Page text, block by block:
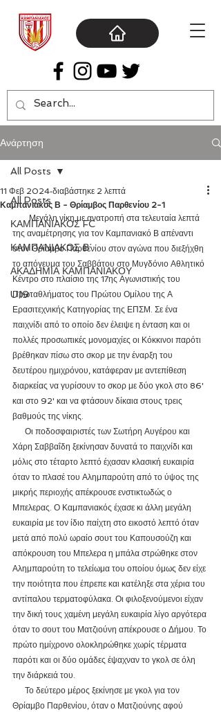
Ανάρτηση
All Posts
ΚΑΜΠΑΝΙΑΚΟΣ FC
ΚΑΜΠΑΝΙΑΚΟΣ Β΄
ΑΚΑΔΗΜΙΑ ΚΑΜΠΑΝΙΑΚΟΥ
U19
All Posts
Καμπανιακός Β - Θρίαμβος Παρθενίου 2-1
11 Φεβ 2024 διαβάστηκε 2 λεπτά
        Μεγάλη νίκη με ανατροπή στα τελευταία λεπτά
της αναμέτρησης για τον Καμπανιακό Β απέναντι
στον Θρίαμβο Παρθενίου στον αγώνα που διεξήχθη
το απόγευμα του Σαββάτου στο Μυγδόνιο Αθλητικό
Κέντρο στο πλαίσιο της 17ης Αγωνιστικής του
Πρωταθλήματος του Πρώτου Ομίλου της Α
Ερασιτεχνικής Κατηγορίας της ΕΠΣΜ. Σε ένα
παιχνίδι από το οποίο δεν έλειψε η ένταση και οι
πολλές προσωπικές μονομαχίες οι Κόκκινοι παρότι
βρέθηκαν πίσω στο σκορ με την έναρξη του
δευτέρου ημιχρόνου, κατάφεραν με αντεπίθεση
διαρκείας να γυρίσουν το σκορ με δύο γκολ στο 86'
και στο 92' και να φτάσουν δίκαια στους τρεις
βαθμούς της νίκης.
Χάρη Σαββαΐδη ξεκίνησαν δυνατά το παιχνίδι και
μόλις στο τέταρτο λεπτό έχασαν κλασική ευκαιρία
όταν το πλασέ του Αλημπαρούτη από το ύψος της
μικρής περιοχής απέκρουσε ενστικτωδώς ο
Μπελερας. Ο Καμπανιακός έχασε κι άλλη μεγάλη
ευκαιρία με τον ίδιο παίχτη στο εικοστό λεπτό όταν
μετά από πολύ ωραίο σουτ του Καπουσούζη και
απόκρουση του Μπελερα η μπάλα στρώθηκε στον
Αλημπαρούτη το τελείωμα του οποίου όμως δεν είχε
την ποιότητα που έπρεπε και κατέληξε στα χέρια του
αντίπαλου τερματοφύλακα. Οι φιλοξενούμενοι είχαν
την δική τους χαμένη μεγάλη ευκαιρία λίγο αργότερα
όταν το σουτ του Ματζιούνη απέκρουσε ο Δήμου. Το
πρώτο ημίχρονο ολοκληρώθηκε χωρίς τέρματα
παρότι και οι δύο ομάδες έψαχναν το γκολ σε όλη
την διάρκειά του.
Θρίαμβο Παρθενίου, όταν ο Ματζιούνης αφού